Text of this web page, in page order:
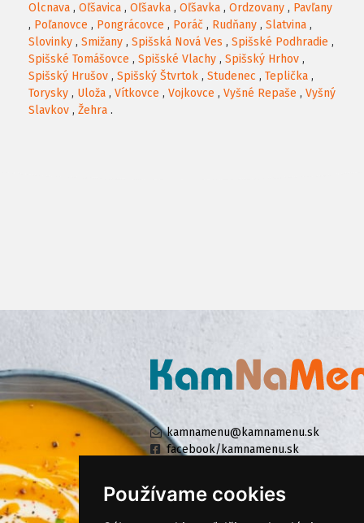
Používame cookies
Olcnava , Oľšavica , Oľšavka , Oľšavka , Ordzovany , Pavľany
, Poľanovce , Pongrácovce , Poráč , Rudňany , Slatvina ,
Slovinky , Smižany , Spišská Nová Ves , Spišské Podhradie ,
Spišské Tomášovce , Spišské Vlachy , Spišský Hrhov ,
Spišský Hrušov , Spišský Štvrtok , Studenec , Teplička ,
Torysky , Uloža , Vítkovce , Vojkovce , Vyšné Repaše , Vyšný
Slavkov , Žehra .
kamnamenu@kamnamenu.sk
facebook/kamnamenu.sk